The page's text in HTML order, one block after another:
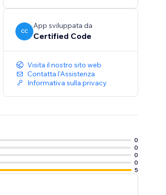
CC
App sviluppata da
Certified Code
Visita il nostro sito web
Contatta l'Assistenza
Informativa sulla privacy
0
0
0
0
5